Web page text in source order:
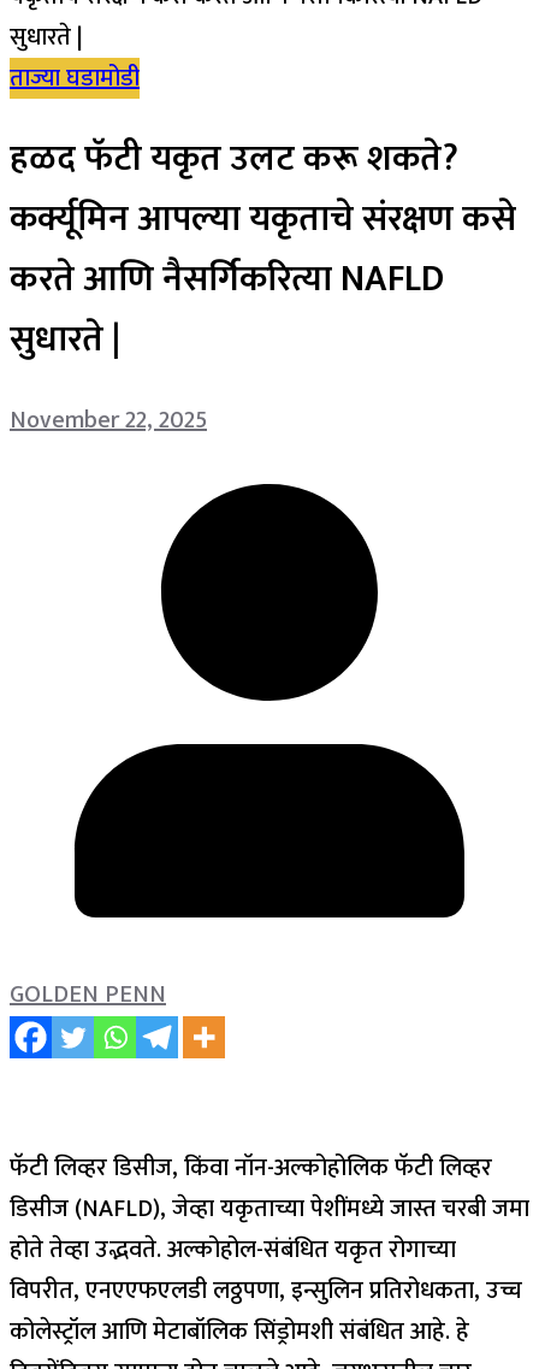
ताज्या घडामोडी
हळद फॅटी यकृत उलट करू शकते?
कर्क्यूमिन आपल्या यकृताचे संरक्षण कसे
करते आणि नैसर्गिकरित्या NAFLD
सुधारते |
November 22, 2025
GOLDEN PENN
फॅटी लिव्हर डिसीज, किंवा नॉन-अल्कोहोलिक फॅटी लिव्हर
डिसीज (NAFLD), जेव्हा यकृताच्या पेशींमध्ये जास्त चरबी जमा
होते तेव्हा उद्भवते. अल्कोहोल-संबंधित यकृत रोगाच्या
विपरीत, एनएएफएलडी लठ्ठपणा, इन्सुलिन प्रतिरोधकता, उच्च
कोलेस्ट्रॉल आणि मेटाबॉलिक सिंड्रोमशी संबंधित आहे.हे